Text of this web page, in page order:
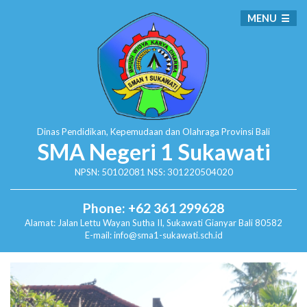
Dinas Pendidikan, Kepemudaan dan Olahraga Provinsi Bali
SMA Negeri 1 Sukawati
NPSN: 50102081 NSS: 301220504020
Phone: +62 361 299628
Alamat: Jalan Lettu Wayan Sutha II, SukawatiGianyar Bali 80582
E-mail: info@sma1-sukawati.sch.id
MENU